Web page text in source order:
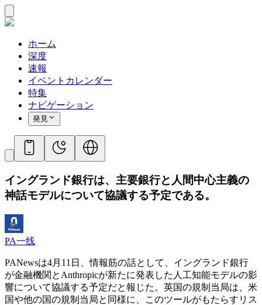
ホーム
深度
速報
イベントカレンダー
特集
ナビゲーション
発見
イングランド銀行は、主要銀行と人間中心主義の
神話モデルについて協議する予定である。
PA一线
PANewsは4月11日、情報筋の話として、イングランド銀行
が金融機関とAnthropicが新たに発表した人工知能モデルの影
響について協議する予定だと報じた。英国の規制当局は、米
国や他の国の規制当局と同様に、このツールがもたらすリス